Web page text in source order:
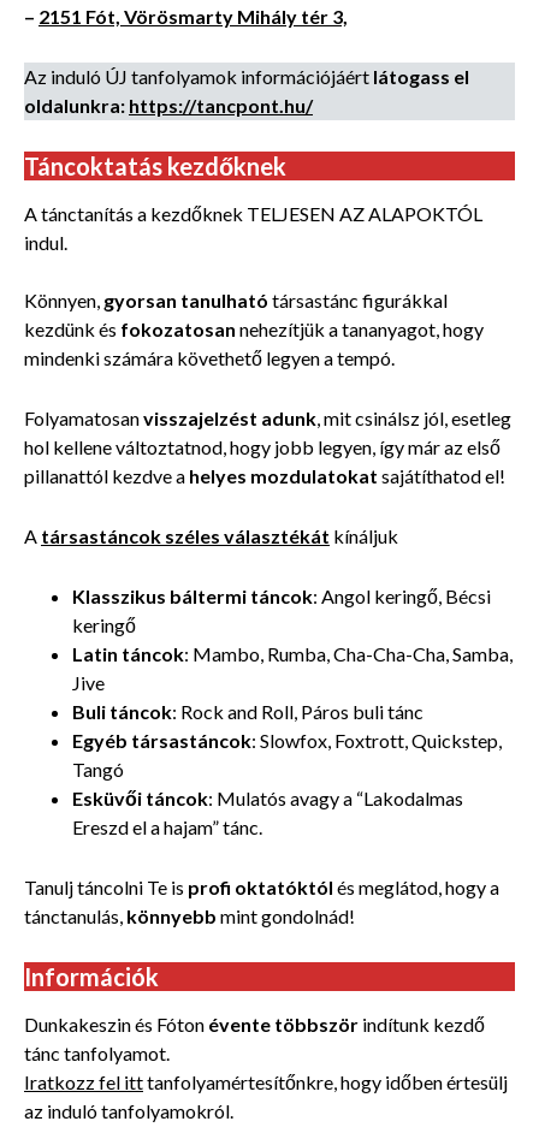
– 2151 Fót, Vörösmarty Mihály tér 3,
Az induló ÚJ tanfolyamok információjáért látogass el
oldalunkra: https://tancpont.hu/
Táncoktatás kezdőknek
A tánctanítás a kezdőknek TELJESEN AZ ALAPOKTÓL
indul.
Könnyen, gyorsan tanulható társastánc figurákkal
kezdünk és fokozatosan nehezítjük a tananyagot, hogy
mindenki számára követhető legyen a tempó.
Folyamatosanvisszajelzést adunk, mit csinálsz jól, esetleg
hol kellene változtatnod, hogy jobb legyen, így már az első
pillanattól kezdve a helyes mozdulatokat sajátíthatod el!
A társastáncok széles választékát kínáljuk
Klasszikus báltermi táncok: Angol keringő, Bécsi
keringő
Latin táncok: Mambo, Rumba, Cha-Cha-Cha, Samba,
Jive
Buli táncok: Rock and Roll, Páros buli tánc
Egyéb társastáncok: Slowfox, Foxtrott, Quickstep,
Tangó
Esküvői táncok: Mulatós avagy a “Lakodalmas
Ereszd el a hajam” tánc.
Tanulj táncolni Te is profi oktatóktól és meglátod, hogy a
tánctanulás, könnyebb mint gondolnád!
Információk
Dunkakeszin és Fóton évente többször indítunk kezdő
tánc tanfolyamot.
Iratkozz fel itttanfolyamértesítőnkre, hogy időben értesülj
az induló tanfolyamokról.